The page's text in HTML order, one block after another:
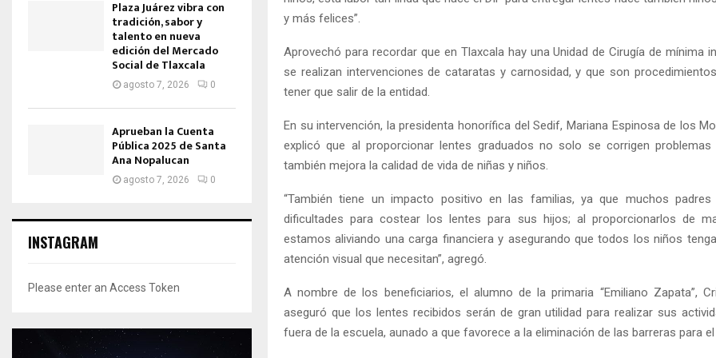
y más felices”.
Aprovechó para recordar que en Tlaxcala hay una Unidad de Cirugía de mínima
se realizan intervenciones de cataratas y carnosidad, y que son
tener que salir de la entidad.
En su intervención, la presidenta honorífica del Sedif, Mariana Espinosa de los
explicó que al proporcionar lentes graduados no solo se corrigen problemas
también mejora la calidad de vida de niñas y niños.
“También tiene un impacto positivo en las familias, ya que muchos padres
dificultades para costear los lentes para sus hijos; al proporcionarlos de
estamos aliviando una carga financiera y asegurando que todos los niños
atención visual que necesitan”, agregó.
A nombre de los beneficiarios, el alumno de la primaria “Emiliano Zapata”,
aseguró que los lentes recibidos serán de gran utilidad para realizar sus
fuera de la escuela, aunado a que favorece a la eliminación de las barreras para
Plaza Juárez vibra con
tradición, sabor y
talento en nueva
edición del Mercado
Social de Tlaxcala
agosto 7, 2026 0
Aprueban la Cuenta
Pública 2025 de Santa
Ana Nopalucan
agosto 7, 2026 0
INSTAGRAM
Please enter an Access Token